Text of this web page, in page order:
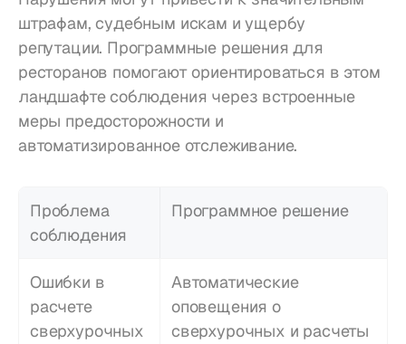
штрафам, судебным искам и ущербу
репутации. Программные решения для
ресторанов помогают ориентироваться в этом
ландшафте соблюдения через встроенные
меры предосторожности и
автоматизированное отслеживание.
Проблема
соблюдения
Программное решение
Ошибки в
расчете
сверхурочных
Автоматические
оповещения о
сверхурочных и расчеты